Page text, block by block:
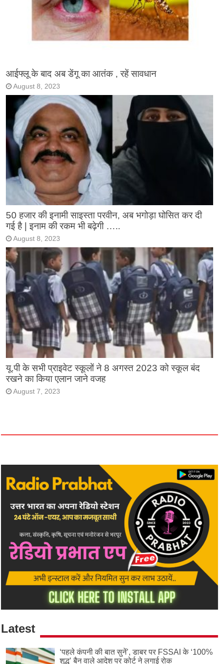
आईफ्लू के बाद अब डेंगू का आतंक , रहें सावधान
August 8, 2023
50 हजार की इनामी साइस्ता परवीन, अब भगोड़ा घोसित कर दी
गई है | इनाम की रकम भी बढ़ेगी …..
August 8, 2023
यू.पी के सभी प्राइवेट स्कूलों ने 8 अगस्त 2023 को स्कूल बंद
रखने का किया एलान जाने वजह
August 7, 2023
Latest
‘पहले कंपनी की बात सुनें’, डाबर पर FSSAI के ‘100%
शुद्ध’ बैन वाले आदेश पर कोर्ट ने लगाई रोक